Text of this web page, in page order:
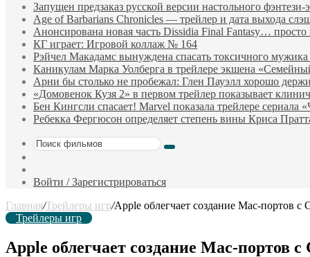
Запущен предзаказ русской версии настольного
Age of Barbarians Chronicles — трейлер и дата выхода
Анонсирована новая часть Dissidia Final Fantasy…
КГ играет: Игровой коллаж № 164
Рэйчел Макадамс вынуждена спасать токсичного
Каникулам Марка Уолберга в трейлере экшена
Арни бы столько не пробежал: Глен Пауэлл хорошо
«Домовенок Кузя 2» в первом трейлер показывает
Бен Кингсли спасает! Marvel показала трейлере сериала
Ребекка Фергюсон определяет степень вины Криса
Поиск
фильм
Войти / Зарегистрироваться
Главная/Трейлеры игр/Apple облегчает создание Mac-портов с
Трейлеры игр
Apple облегчает создание Mac-портов